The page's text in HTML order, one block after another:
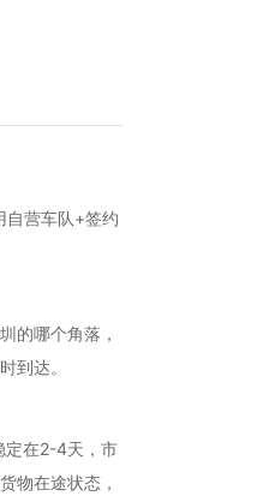
自营车队+签约
的哪个角落，
到达。
定在2-4天，市
物在途状态，